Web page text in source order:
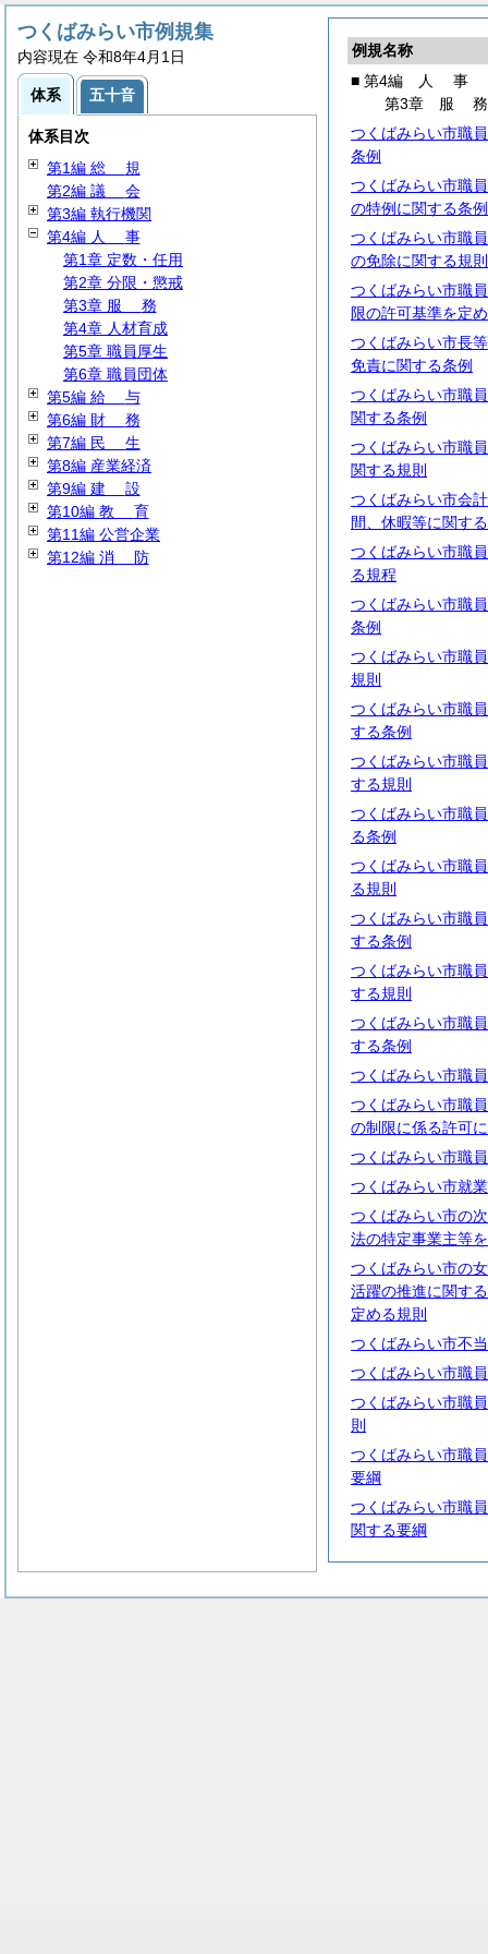
例規名称
■ 第4編
人 事
第3章 服務
つくばみらい市職
条例
つくばみらい市職
の特例に関する条例
つくばみらい市職
の免除に関する規則
つくばみらい市職
限の許可基準を定
つくばみらい市長
免責に関する条例
つくばみらい市職
関する条例
つくばみらい市職
関する規則
つくばみらい市会
間、休暇等に関す
つくばみらい市職
る規程
つくばみらい市職
条例
つくばみらい市職
規則
つくばみらい市職
する条例
つくばみらい市職
する規則
つくばみらい市職
る条例
つくばみらい市職
る規則
つくばみらい市職
する条例
つくばみらい市職
する規則
つくばみらい市職
する条例
つくばみらい市職
つくばみらい市職
の制限に係る許可
つくばみらい市職
つくばみらい市就
つくばみらい市の
法の特定事業主等
つくばみらい市の
活躍の推進に関す
定める規則
つくばみらい市不
つくばみらい市職
つくばみらい市職
則
つくばみらい市職
要綱
つくばみらい市職
関する要綱
つくばみらい市例規集
内容現在 令和8年4月1日
体系 五十音
体系目次
第1編 総 規
第2編 議 会
第3編 執行機関
第4編 人 事
第1章 定数・任用
第2章 分限・懲戒
第3章 服 務
第4章 人材育成
第5章 職員厚生
第6章 職員団体
第5編 給 与
第6編 財 務
第7編 民 生
第8編 産業経済
第9編 建 設
第10編 教 育
第11編 公営企業
第12編 消 防